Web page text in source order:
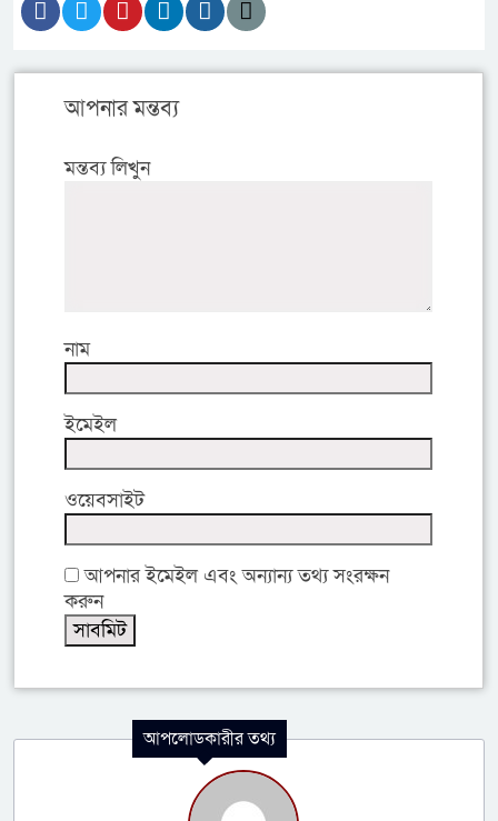
আপনার মন্তব্য
মন্তব্য লিখুন
নাম
ইমেইল
ওয়েবসাইট
আপনার ইমেইল এবং অন্যান্য তথ্য সংরক্ষন
করুন
আপলোডকারীর তথ্য